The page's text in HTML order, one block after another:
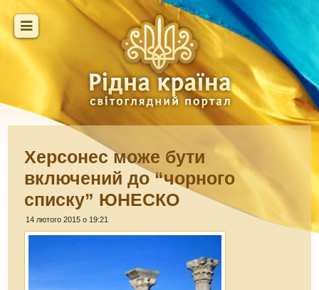
Херсонес може бути
включений до “чорного
списку” ЮНЕСКО
14 лютого 2015 о 19:21